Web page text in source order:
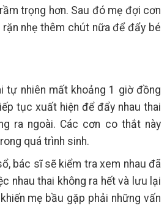
trọng hơn. Sau đó mẹ đợi cơn
nhẹ thêm chút nữa để đẩy bé
tự nhiên mất khoảng 1 giờ đồng
tục xuất hiện để đẩy nhau thai
ra ngoài. Các cơn co thắt này
quá trình sinh.
bác sĩ sẽ kiểm tra xem nhau đã
nhau thai không ra hết và lưu lại
mẹ bầu gặp phải những vấn